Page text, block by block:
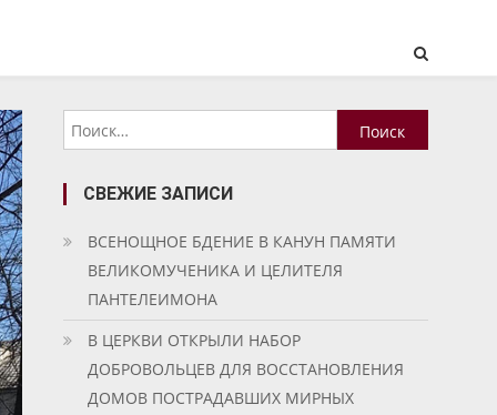
Найти:
СВЕЖИЕ ЗАПИСИ
ВСЕНОЩНОЕ БДЕНИЕ В КАНУН ПАМЯТИ
ВЕЛИКОМУЧЕНИКА И ЦЕЛИТЕЛЯ
ПАНТЕЛЕИМОНА
В ЦЕРКВИ ОТКРЫЛИ НАБОР
ДОБРОВОЛЬЦЕВ ДЛЯ ВОССТАНОВЛЕНИЯ
ДОМОВ ПОСТРАДАВШИХ МИРНЫХ